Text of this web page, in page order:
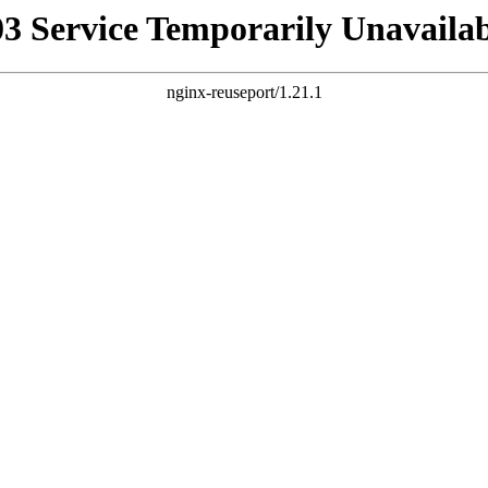
Service Temporarily
nginx-reuseport/1.21.1